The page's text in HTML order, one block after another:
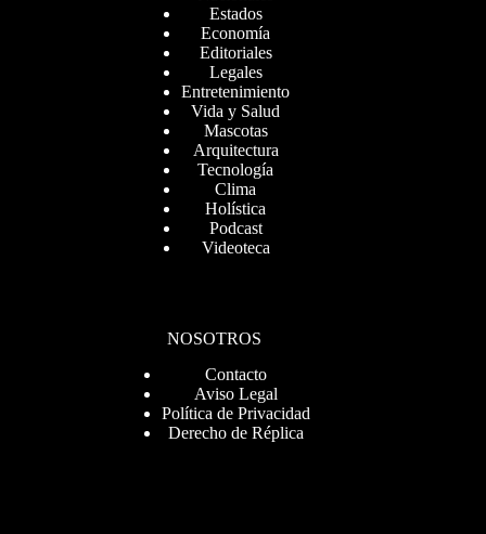
Estados
Economía
Editoriales
Legales
Entretenimiento
Vida y Salud
Mascotas
Arquitectura
Tecnología
Clima
Holística
Podcast
Videoteca
NOSOTROS
Contacto
Aviso Legal
Política de Privacidad
Derecho de Réplica